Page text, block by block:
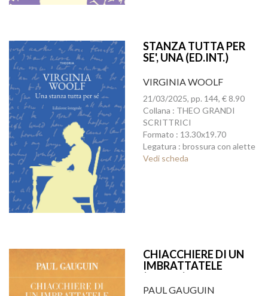
STANZA TUTTA PER
SE', UNA (ED.INT.)
VIRGINIA WOOLF
21/03/2025, pp. 144, € 8.90
Collana : THEO GRANDI
SCRITTRICI
Formato : 13.30x19.70
Legatura : brossura con alette
Vedi scheda
CHIACCHIERE DI UN
IMBRATTATELE
(ED.INT.)
PAUL GAUGUIN